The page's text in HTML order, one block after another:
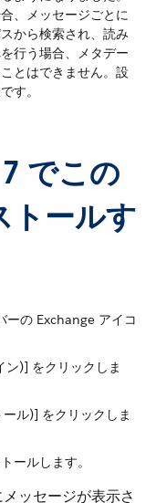
、メッセージごとに
から検索され、読み
行う場合、メタデー
とはできません。設
す。
でこの
トールす
の Exchange アイコ
)] をクリックしま
ル)] をクリックしま
ールします。
ッセージが表示さ